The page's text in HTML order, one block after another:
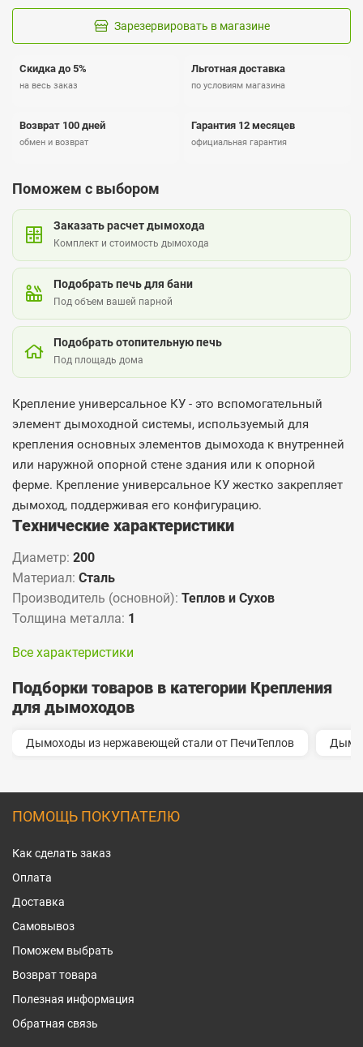
Зарезервировать в магазине
Скидка до 5%
на весь заказ
Льготная доставка
по условиям магазина
Возврат 100 дней
обмен и возврат
Гарантия 12 месяцев
официальная гарантия
Поможем с выбором
Заказать расчет дымохода
Комплект и стоимость дымохода
Подобрать печь для бани
Под объем вашей парной
Подобрать отопительную печь
Под площадь дома
Крепление универсальное КУ - это вспомогательный
элемент дымоходной системы, используемый для
крепления основных элементов дымохода к внутренней
или наружной опорной стене здания или к опорной
ферме. Крепление универсальное КУ жестко закрепляет
дымоход, поддерживая его конфигурацию.
Технические характеристики
Диаметр: 200
Материал: Сталь
Производитель (основной): Теплов и Сухов
Толщина металла: 1
Все характеристики
Подборки товаров в категории Крепления
для дымоходов
Дымоходы из нержавеющей стали от ПечиТеплов
ПОМОЩЬ ПОКУПАТЕЛЮ
Как сделать заказ
Оплата
Доставка
Самовывоз
Поможем выбрать
Возврат товара
Полезная информация
Обратная связь